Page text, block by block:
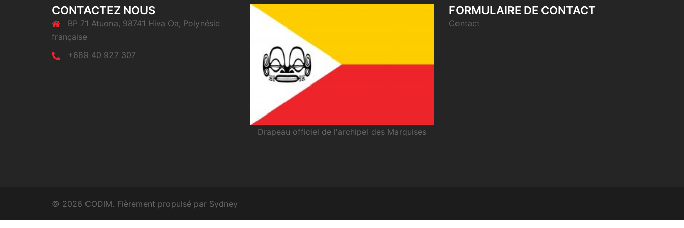
CONTACTEZ NOUS
BP 71 Atuona, 98741 Hiva Oa, Polynésie
française
+689 40 927 307
Drapeau officiel de l'archipel des Marquises
FORMULAIRE DE CONTACT
Contact
© 2026 CODIM. Fièrement propulsé par Sydney